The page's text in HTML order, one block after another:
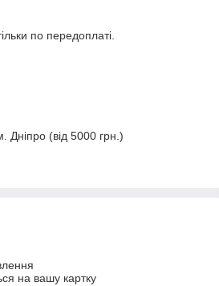
по передоплаті.
Дніпро (від 5000 грн.)
на вашу картку